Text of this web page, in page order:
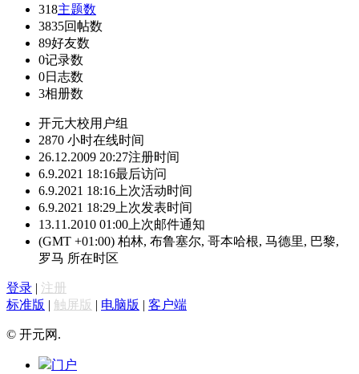
318主题数
3835回帖数
89好友数
0记录数
0日志数
3相册数
开元大校用户组
2870 小时在线时间
26.12.2009 20:27注册时间
6.9.2021 18:16最后访问
6.9.2021 18:16 上次活动时间
6.9.2021 18:29 上次发表时间
13.11.2010 01:00 上次邮件通知
(GMT +01:00) 柏林, 布鲁塞尔, 哥本哈根, 马德里, 巴黎,
罗马 所在时区
登录 | 注册
标准版 | 触屏版 | 电脑版 | 客户端
© 开元网.
门户